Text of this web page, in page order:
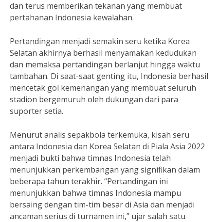
dan terus memberikan tekanan yang membuat
pertahanan Indonesia kewalahan.
Pertandingan menjadi semakin seru ketika Korea
Selatan akhirnya berhasil menyamakan kedudukan
dan memaksa pertandingan berlanjut hingga waktu
tambahan. Di saat-saat genting itu, Indonesia berhasil
mencetak gol kemenangan yang membuat seluruh
stadion bergemuruh oleh dukungan dari para
suporter setia.
Menurut analis sepakbola terkemuka, kisah seru
antara Indonesia dan Korea Selatan di Piala Asia 2022
menjadi bukti bahwa timnas Indonesia telah
menunjukkan perkembangan yang signifikan dalam
beberapa tahun terakhir. “Pertandingan ini
menunjukkan bahwa timnas Indonesia mampu
bersaing dengan tim-tim besar di Asia dan menjadi
ancaman serius di turnamen ini,” ujar salah satu